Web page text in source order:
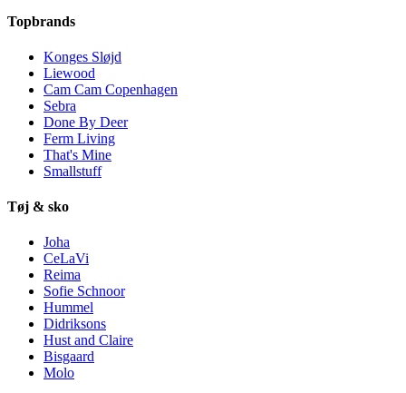
Topbrands
Konges Sløjd
Liewood
Cam Cam Copenhagen
Sebra
Done By Deer
Ferm Living
That's Mine
Smallstuff
Tøj & sko
Joha
CeLaVi
Reima
Sofie Schnoor
Hummel
Didriksons
Hust and Claire
Bisgaard
Molo